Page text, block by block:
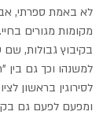
לא באמת ספרתי,
מקומות מגורים
בקיבוץ גבולות, שם
למשנהו וכך גם בין
לסירוגין בראשון
ומפעם לפעם גם